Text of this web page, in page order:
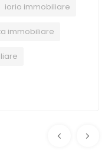
iorio immobiliare
immobiliare